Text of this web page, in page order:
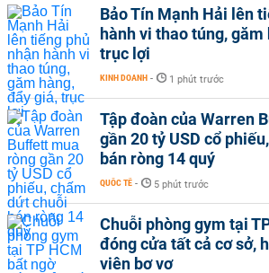
Bảo Tín Mạnh Hải lên
hành vi thao túng, găm
trục lợi
KINH DOANH - 1 phút trước
Tập đoàn của Warren
gần 20 tỷ USD cổ
bán ròng 14 quý
QUỐC TẾ - 5 phút trước
Chuỗi phòng gym tại
đóng cửa tất cả cơ sở,
viên bơ vơ